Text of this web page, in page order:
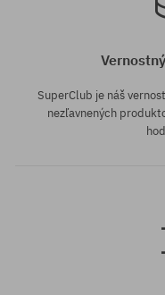
SuperClub je náš
nezľavnených